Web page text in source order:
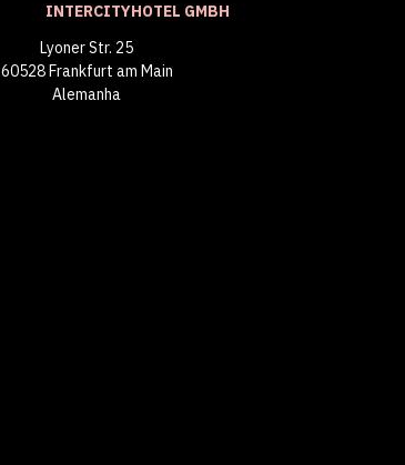
INTERCITYHOTEL GMBH
Lyoner Str. 25
60528 Frankfurt am Main
Alemanha